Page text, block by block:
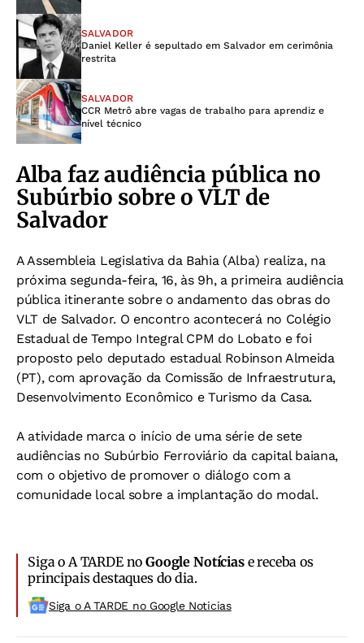
SALVADOR
Daniel Keller é sepultado em Salvador em cerimônia
restrita
SALVADOR
CCR Metrô abre vagas de trabalho para aprendiz e
nível técnico
Alba faz audiência pública no
Subúrbio sobre o VLT de
Salvador
A Assembleia Legislativa da Bahia (Alba) realiza, na
próxima segunda-feira, 16, às 9h, a primeira audiência
pública itinerante sobre o andamento das obras do
VLT de Salvador. O encontro acontecerá no Colégio
Estadual de Tempo Integral CPM do Lobato e foi
proposto pelo deputado estadual Robinson Almeida
(PT), com aprovação da Comissão de Infraestrutura,
Desenvolvimento Econômico e Turismo da Casa.
A atividade marca o início de uma série de sete
audiências no Subúrbio Ferroviário da capital baiana,
com o objetivo de promover o diálogo com a
comunidade local sobre a implantação do modal.
Siga o A TARDE noGoogle Notíciase receba os
principais destaques do dia.
Siga o A TARDE no Google Noticias